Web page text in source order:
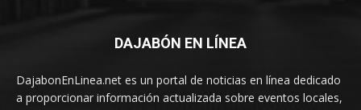
DAJABÓN EN LÍNEA
DajabonEnLinea.net es un portal de noticias en línea dedicado
a proporcionar información actualizada sobre eventos locales,